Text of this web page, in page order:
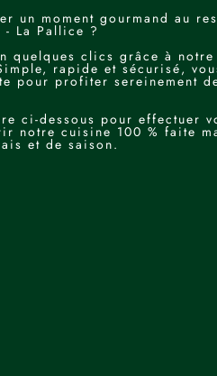
un moment gourmand au
- La Pallice ?
quelques clics grâce à
rapide et sécurisé,
pour profiter sereinement
ci-dessous pour effectuer
notre cuisine 100 % faite
et de saison.
40 Rue de Montréal,
17 000 LA ROCHELLE